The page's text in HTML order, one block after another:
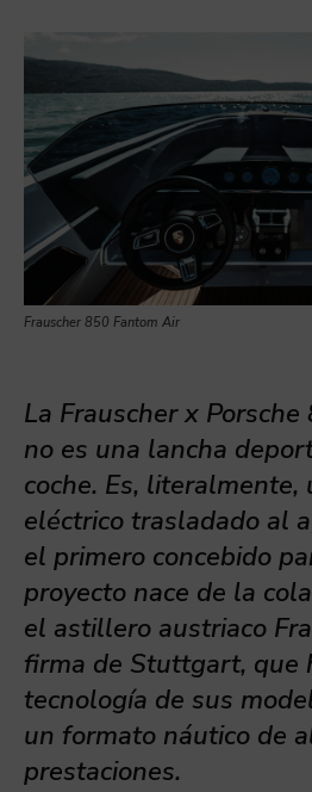
Frauscher 850 Fantom Air
La Frauscher x
no es una lancha
coche. Es, literalmente,
eléctrico trasladado al
el primero concebido
proyecto nace de la
el astillero austriaco
firma de Stuttgart, que
tecnología de sus
un formato náutico de
prestaciones.